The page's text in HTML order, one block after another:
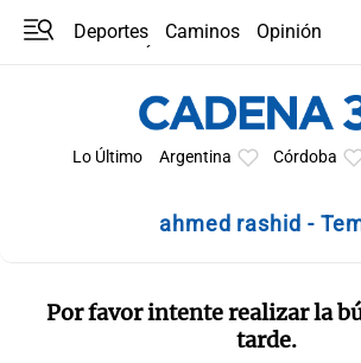
Deportes Caminos
Opinión
Lo Último Argentina Córdoba
ahmed rashid -
Por favor intente realizar la
tarde.